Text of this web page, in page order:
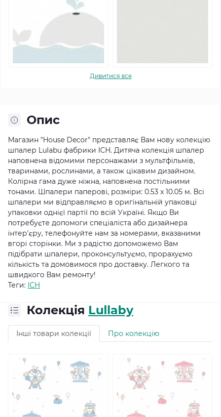
Дивитися все
Опис
Магазин "House Decor" представляє Вам нову колекцію
шпалер Lulabu фабрики ICH. Дитяча колекція шпалер
наповнена відомими персонажами з мультфільмів,
тваринами, рослинами, а також цікавим дизайном.
Колірна гама дуже ніжна, наповнена постільними
тонами. Шпалери паперові, розміри: 0.53 х 10.05 м. Всі
шпалери ми відправляємо в оригінальній упаковці
упаковки однієї партії по всій Україні. Якщо Ви
потребуєте допомоги спеціаліста або дизайнера
інтер'єру, телефонуйте нам за номерами, вказаними
вгорі сторінки. Ми з радістю допоможемо Вам
підібрати шпалери, проконсультуємо, прорахуємо
кількість та домовимося про доставку. Легкого та
швидкого Вам ремонту!
Теги: ICH
Колекція Lullaby
Інші товари колекції Про колекцію